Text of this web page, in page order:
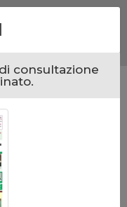
consultazione